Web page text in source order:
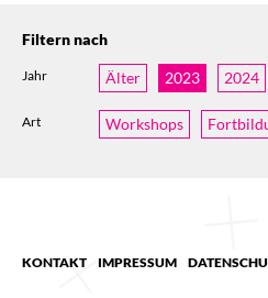
Filtern nach
Jahr Älter 2023 2024
Art Workshops
KONTAKT IMPRESSUM